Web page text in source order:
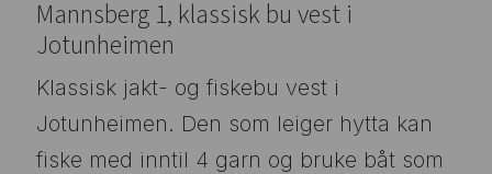
Mannsberg 1, klassisk bu vest i
Jotunheimen
Klassisk jakt- og fiskebu vest i
Jotunheimen. Den som leiger hytta kan
fiske med inntil 4 garn og bruke båt som